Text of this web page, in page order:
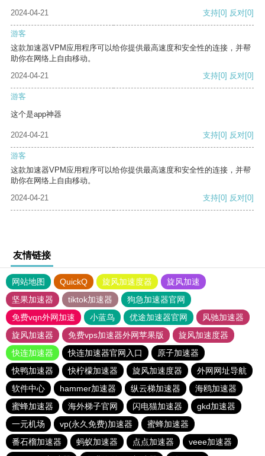
2024-04-21 支持[0] 反对[0]
游客
这款加速器VPM应用程序可以给你提供最高速度和安全性的连接，并帮
助你在网络上自由移动。
2024-04-21
支持[0] 反对[0]
游客
这个是app神器
2024-04-21 支持[0] 反对[0]
游客
这款加速器VPM应用程序可以给你提供最高速度和安全性的连接，并帮
助你在网络上自由移动。
2024-04-21
支持[0] 反对[0]
友情链接
网站地图 QuickQ 旋风加速度器
旋风加速
坚果加速器
tiktok加速器
狗急加速器官网
免费vqn外网加速
小蓝鸟 优途加速器官网
风驰加速器
旋风加速器
免费vps加速器外网苹果版
旋风加速度器
快连加速器
快连加速器官网入口
原子加速器
快鸭加速器
快柠檬加速器 旋风加速度器
外网网址导航
软件中心
hammer加速器 纵云梯加速器
海鸥加速器
蜜蜂加速器
海外梯子官网 闪电猫加速器
gkd加速器
一元机场
vp(永久免费)加速器
蜜蜂加速器
番石榴加速器
蚂蚁加速器 点点加速器
veee加速器